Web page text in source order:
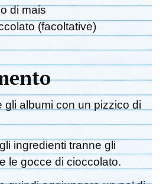
di mais
(facoltative)
gli albumi con un pizzico di
ingredienti tranne gli
le gocce di cioccolato.